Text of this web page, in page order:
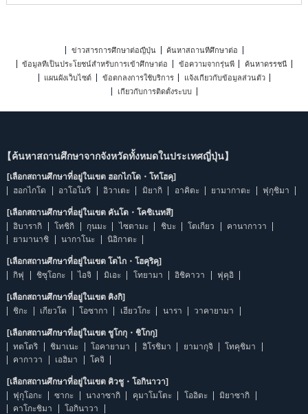
ข่าวสารการศึกษาต่อญี่ปุ่น
ค้นหาสถานที่ศึกษาต่อ
ข้อมูลที่เป็นประโยชน์สำหรับการเข้าศึกษาต่อ
ข้อความจากรุ่นพี่
ค้นหาดรรชนี
แผนผังเว็บไซต์
ข้อตกลงการใช้บริการ
แจ้งเกี่ยวกับข้อมูลส่วนตัว
เกี่ยวกับการติดตั้งระบบ
【ค้นหาสถานศึกษาจากจังหวัดทั้งหมดในประเทศญี่ปุ่น】
[เลือกสถานศึกษาที่อยู่ในเขต ฮอกไกโด・โทโฮคุ]
ฮอกไกโด
อาโอโมริ อิวาเตะ มิยากิ อาคิตะ ยามากาตะ ฟุกุชิมา
[เลือกสถานศึกษาที่อยู่ในเขต คันโต・โคชิเนทสึ]
อิบารากิ
โทชิกิ กุนมะ ไซตามะ ชิบะ โตเกียว
คานากาวา
ยามานาชิ
นากาโนะ นิอิกาตะ
[เลือกสถานศึกษาที่อยู่ในเขต โตไก・โฮคุริคุ]
กิฟุ
ชิซุโอกะ ไอจิ มิเอะ โทยามา อิชิคาวา ฟุคุอิ
[เลือกสถานศึกษาที่อยู่ในเขต คิงกิ]
ชิกะ
เกียวโต โอซากา เฮียวโกะ นารา วาคายามา
[เลือกสถานศึกษาที่อยู่ในเขต ชูโกกุ・ชิโกกุ]
ทตโตริ
ชิมาเนะ โอคายามา ฮิโรชิมา ยามากุจิ
โทคุชิมา
คากาวา
เอฮิมา โคจิ
[เลือกสถานศึกษาที่อยู่ในเขต คิวชู・โอกินาวา]
ฟุกุโอกะ
ซากะ นางาซากิ คุมาโมโตะ โออิตะ
มิยาซากิ
คาโกะชิมา
โอกินาวา